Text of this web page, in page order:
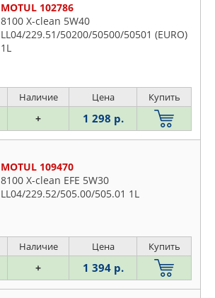
MOTUL 102786
8100 X-clean 5W40
LL04/229.51/50200/50500/50501 (EURO)
1L
Наличие Цена Купить
+ 1 298 р.
MOTUL 109470
8100 X-clean EFE 5W30
LL04/229.52/505.00/505.01 1L
Наличие Цена Купить
+ 1 394 р.